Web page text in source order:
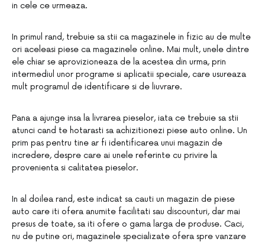
in cele ce urmeaza.
In primul rand, trebuie sa stii ca magazinele in fizic au de multe
ori aceleasi piese ca magazinele online. Mai mult, unele dintre
ele chiar se aprovizioneaza de la acestea din urma, prin
intermediul unor programe si aplicatii speciale, care usureaza
mult programul de identificare si de liuvrare.
Pana a ajunge insa la livrarea pieselor, iata ce trebuie sa stii
atunci cand te hotarasti sa achizitionezi piese auto online. Un
prim pas pentru tine ar fi identificarea unui magazin de
incredere, despre care ai unele referinte cu privire la
provenienta si calitatea pieselor.
In al doilea rand, este indicat sa cauti un magazin de piese
auto care iti ofera anumite facilitati sau discounturi, dar mai
presus de toate, sa iti ofere o gama larga de produse. Caci,
nu de putine ori, magazinele specializate ofera spre vanzare